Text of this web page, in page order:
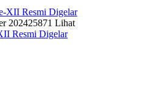
202425871 Lihat
Resmi Digelar